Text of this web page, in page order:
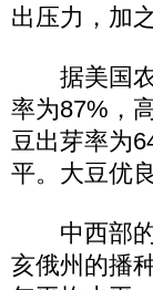
出压力，加
据美国农
率为87%，
豆出芽率为
平。大豆优
中西部的
亥俄州的播